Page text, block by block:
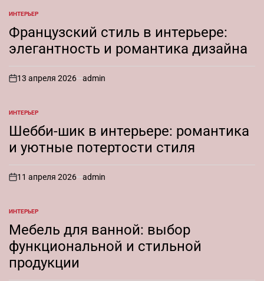
ОПУБЛИКОВАНО
ИНТЕРЬЕР
Французский стиль в интерьере:
элегантность и романтика дизайна
on
13 апреля 2026 admin
ОПУБЛИКОВАНО
В
ИНТЕРЬЕР
Шебби-шик в интерьере: романтика
и уютные потертости стиля
on
11 апреля 2026 admin
ОПУБЛИКОВАНО
В
ИНТЕРЬЕР
Мебель для ванной: выбор
функциональной и стильной
продукции